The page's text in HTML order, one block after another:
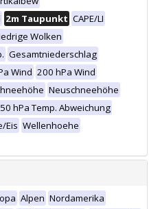
2m Taupunkt CAPE/LI
Wolken
Gesamtniederschlag
Wind 200 hPa Wind
Neuschneehöhe
hPa Temp. Abweichung
Eis Wellenhoehe
Alpen Nordamerika